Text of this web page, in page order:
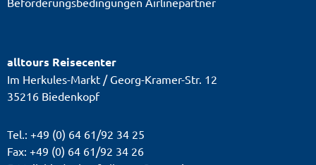
alltours Reisecenter
Im Herkules-Markt / Georg-Kramer-Str. 12
35216 Biedenkopf
Tel.: +49 (0) 64 61/92 34 25
Fax: +49 (0) 64 61/92 34 26